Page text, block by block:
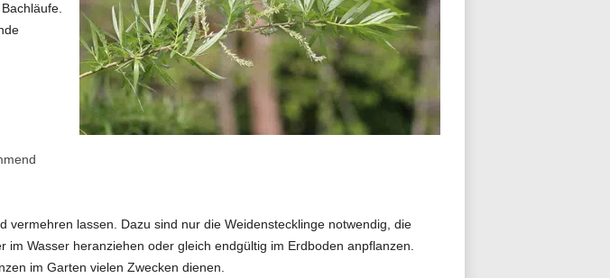
lassen. Dazu sind nur die Weidenstecklinge notwendig, die
Wasser heranziehen oder gleich endgültig im Erdboden anpflanzen.
im Garten vielen Zwecken dienen.